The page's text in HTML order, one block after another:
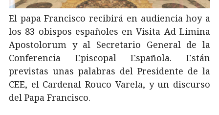
El papa Francisco recibirá en audiencia hoy a
los 83 obispos españoles en Visita Ad Limina
Apostolorum y al Secretario General de la
Conferencia Episcopal Española. Están
previstas unas palabras del Presidente de la
CEE, el Cardenal Rouco Varela, y un discurso
del Papa Francisco.